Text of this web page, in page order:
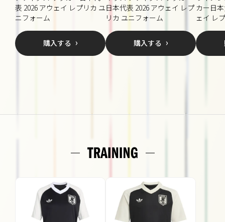
表 2026 アウェイ レプリカ ユ
ニフォーム
購入する
日本代表 2026 アウェイ レプ
リカ ユニフォーム
購入する
カー日
ェイ レ